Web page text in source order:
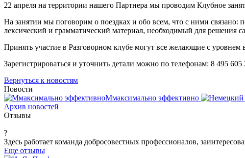
22 апреля на территории нашего Партнера мы проводим Клубное
На занятии мы поговорим о поездках и обо всем, что с ними связано:
лексический и грамматический материал, необходимый для решения
Принять участие в Разговорном клубе могут все желающие с
Зарегистрироваться и уточнить детали можно по телефонам: 8 495
Вернуться к новостям
Новости
Ммаксимально эффективно
Архив новостей
Отзывы
?
Здесь работает команда добросовестных профессионалов,
Еще отзывы